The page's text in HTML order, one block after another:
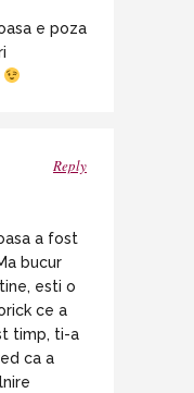
e poza
Reply
a fost
bucur
esti o
ce a
timp, ti-a
ca a